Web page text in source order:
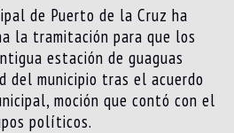
de Puerto de la Cruz ha
la tramitación para que los
estación de guaguas
del municipio tras el acuerdo
moción que contó con el
políticos.